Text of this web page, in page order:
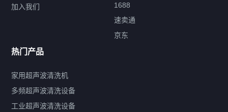
产品标签
鼓泡 升降 抛动
带加热
功率可调
双波脱气
机械旋钮系列
加入我们
1688
速卖通
京东
热门产品
家用超声波清洗机
多频超声波清洗设备
工业超声波清洗设备